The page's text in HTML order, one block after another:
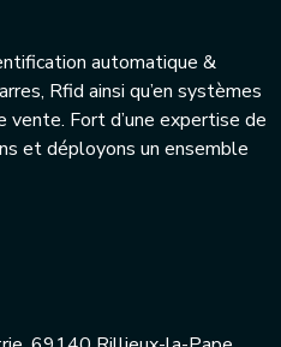
automatique &
Rfid ainsi qu’en systèmes
vente. Fort d’une expertise de
et déployons un ensemble